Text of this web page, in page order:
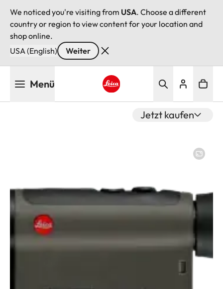
We noticed you're visiting from USA. Choose a different
country or region to view content for your location and
shop online.
USA (English)
Weiter
Menü
Jetzt kaufen